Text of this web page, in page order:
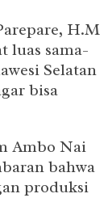
H.M
luas sama-
Selatan
bisa
Ambo Nai
bahwa
produksi